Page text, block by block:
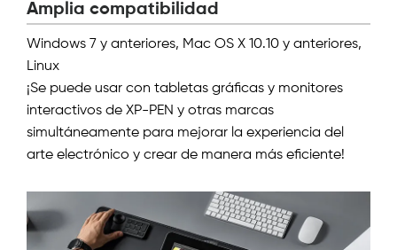
Amplia compatibilidad
Windows 7 y anteriores, Mac OS X 10.10 y anteriores,
Linux
¡Se puede usar con tabletas gráficas y monitores
interactivos de XP-PEN y otras marcas
simultáneamente para mejorar la experiencia del
arte electrónico y crear de manera más eficiente!